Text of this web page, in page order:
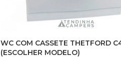
WC COM CASSETE THETFORD
(ESCOLHER MODELO)